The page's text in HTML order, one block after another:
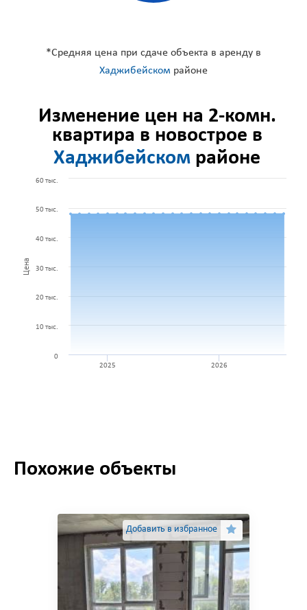
*Средняя цена при сдаче объекта в аренду в
Хаджибейском районе
Изменение цен на 2-комн.
квартира в новострое в
Хаджибейском районе
Цена
2025 2026
0
10 тыс.
20 тыс.
30 тыс.
40 тыс.
50 тыс.
60 тыс.
Похожие объекты
Добавить в избранное